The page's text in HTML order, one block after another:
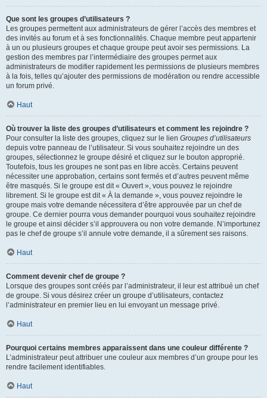
Que sont les groupes d’utilisateurs ?
Les groupes permettent aux administrateurs de gérer l’accès des membres et
des invités au forum et à ses fonctionnalités. Chaque membre peut appartenir
à un ou plusieurs groupes et chaque groupe peut avoir ses permissions. La
gestion des membres par l’intermédiaire des groupes permet aux
administrateurs de modifier rapidement les permissions de plusieurs membres
à la fois, telles qu’ajouter des permissions de modération ou rendre accessible
un forum privé.
Haut
Où trouver la liste des groupes d’utilisateurs et comment les rejoindre ?
Pour consulter la liste des groupes, cliquez sur le lien Groupes d’utilisateurs
depuis votre panneau de l’utilisateur. Si vous souhaitez rejoindre un des
groupes, sélectionnez le groupe désiré et cliquez sur le bouton approprié.
Toutefois, tous les groupes ne sont pas en libre accès. Certains peuvent
nécessiter une approbation, certains sont fermés et d’autres peuvent même
être masqués. Si le groupe est dit « Ouvert », vous pouvez le rejoindre
librement. Si le groupe est dit « À la demande », vous pouvez rejoindre le
groupe mais votre demande nécessitera d’être approuvée par un chef de
groupe. Ce dernier pourra vous demander pourquoi vous souhaitez rejoindre
le groupe et ainsi décider s’il approuvera ou non votre demande. N’importunez
pas le chef de groupe s’il annule votre demande, il a sûrement ses raisons.
Haut
Comment devenir chef de groupe ?
Lorsque des groupes sont créés par l’administrateur, il leur est attribué un chef
de groupe. Si vous désirez créer un groupe d’utilisateurs, contactez
l’administrateur en premier lieu en lui envoyant un message privé.
Haut
Pourquoi certains membres apparaissent dans une couleur différente ?
L’administrateur peut attribuer une couleur aux membres d’un groupe pour les
rendre facilement identifiables.
Haut